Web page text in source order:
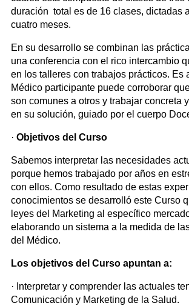
duración total es de 16 clases, dictadas
cuatro meses.
En su desarrollo se combinan las
una conferencia con el rico intercambio
en los talleres con trabajos prácticos. Es
Médico participante puede corroborar
son comunes a otros y trabajar concreta
en su solución, guiado por el cuerpo
· Objetivos del Curso
Sabemos interpretar las necesidades
porque hemos trabajado por años en
con ellos. Como resultado de estas
conocimientos se desarrolló este Curso
leyes del Marketing al específico
elaborando un sistema a la medida de
del Médico.
Los objetivos del Curso apuntan a:
· Interpretar y comprender las actuales
Comunicación y Marketing de la Salud.